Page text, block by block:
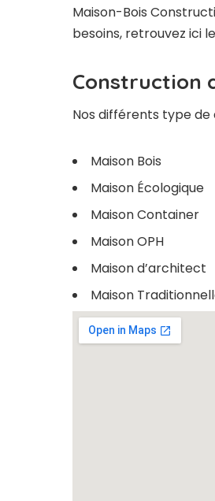
Maison-Bois
besoins, retrouvez ici
Construction
Nos différents type
Maison Bois
Maison Écologique
Maison Container
Maison OPH
Maison d’architect
Maison